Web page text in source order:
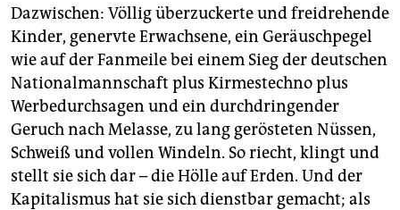
Dazwischen: Völlig überzuckerte und freidrehende
Kinder, genervte Erwachsene, ein Geräuschpegel
wie auf der Fanmeile bei einem Sieg der deutschen
Nationalmannschaft plus Kirmestechno plus
Werbedurchsagen und ein durchdringender
Geruch nach Melasse, zu lang gerösteten Nüssen,
Schweiß und vollen Windeln. So riecht, klingt und
stellt sie sich dar – die Hölle auf Erden. Und der
Kapitalismus hat sie sich dienstbar gemacht; als